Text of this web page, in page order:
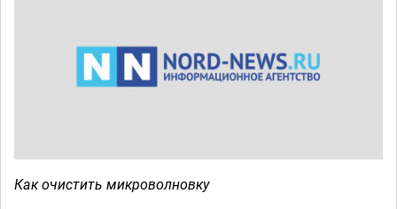
Как очистить микроволновку